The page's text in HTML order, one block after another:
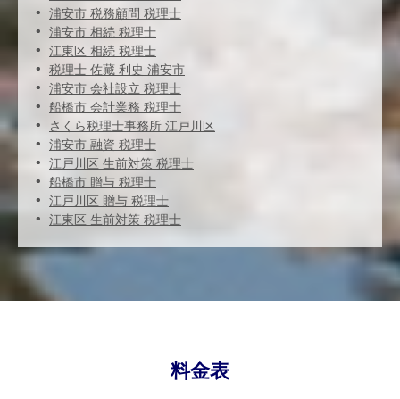
浦安市 税務顧問 税理士
浦安市 相続 税理士
江東区 相続 税理士
税理士 佐藏 利史 浦安市
浦安市 会社設立 税理士
船橋市 会計業務 税理士
さくら税理士事務所 江戸川区
浦安市 融資 税理士
江戸川区 生前対策 税理士
船橋市 贈与 税理士
江戸川区 贈与 税理士
江東区 生前対策 税理士
料金表